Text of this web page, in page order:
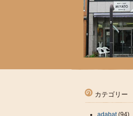
カテゴリー
adabat(94)